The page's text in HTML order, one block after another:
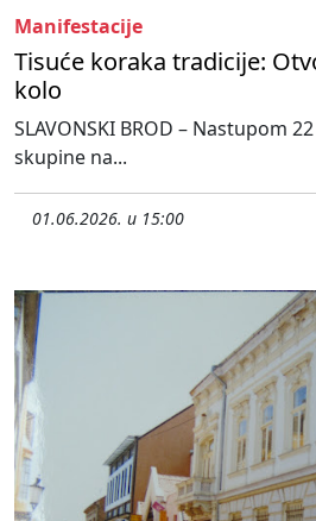
Manifestacije
Tisuće koraka tradicije:
kolo
SLAVONSKI BROD – Nastupom
skupine na...
01.06.2026. u 15:00